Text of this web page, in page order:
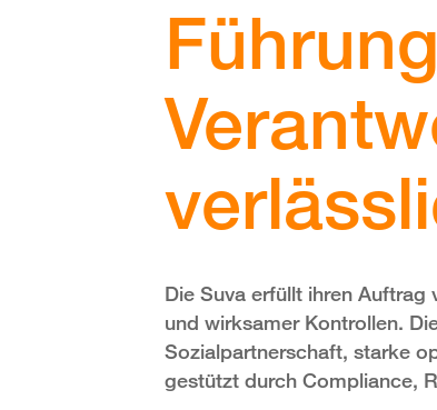
Die Suva erfüllt ihren
und wirksamer Kontrollen.
Sozialpartnerschaft, starke
gestützt durch Compliance,